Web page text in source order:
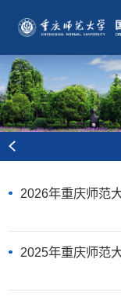
2026年重庆师范
2025年重庆师范